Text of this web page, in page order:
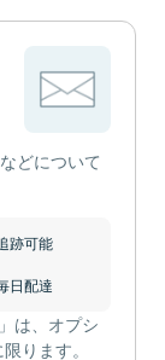
どについて
跡可能
日配達
は、オプシ
ります。